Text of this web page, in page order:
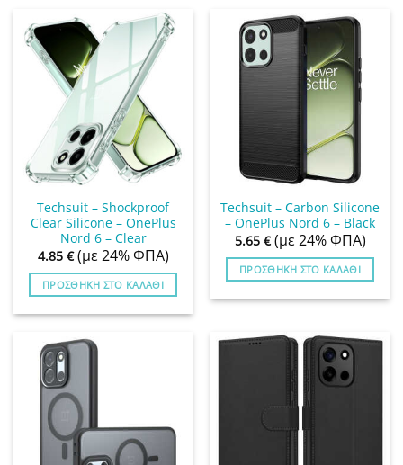
Techsuit – Shockproof
Clear Silicone – OnePlus
Nord 6 – Clear
4.85 € (με 24% ΦΠΑ)
ΠΡΟΣΘΉΚΗ ΣΤΟ ΚΑΛΆΘΙ
Techsuit – Carbon Silicone
– OnePlus Nord 6 – Black
5.65 € (με 24% ΦΠΑ)
ΠΡΟΣΘΉΚΗ ΣΤΟ ΚΑΛΆΘΙ